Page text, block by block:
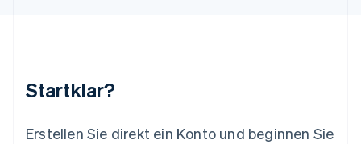
Startklar?
Erstellen Sie direkt ein Konto und beginnen Sie
Nederlands English
Norwegen
Österreich